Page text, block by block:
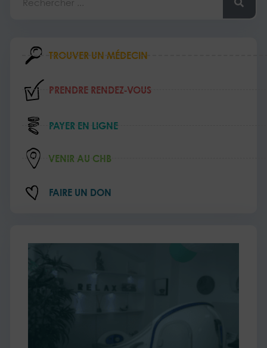
TROUVER UN MÉDECIN
PRENDRE RENDEZ‑VOUS
PAYER EN LIGNE
VENIR AU CHB
FAIRE UN DON